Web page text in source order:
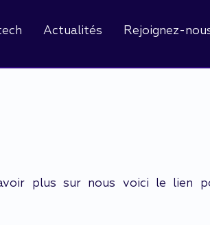
Actualités Rejoignez-
plus sur nous voici le lien